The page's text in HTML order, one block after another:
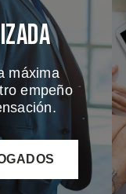
máxima
empeño